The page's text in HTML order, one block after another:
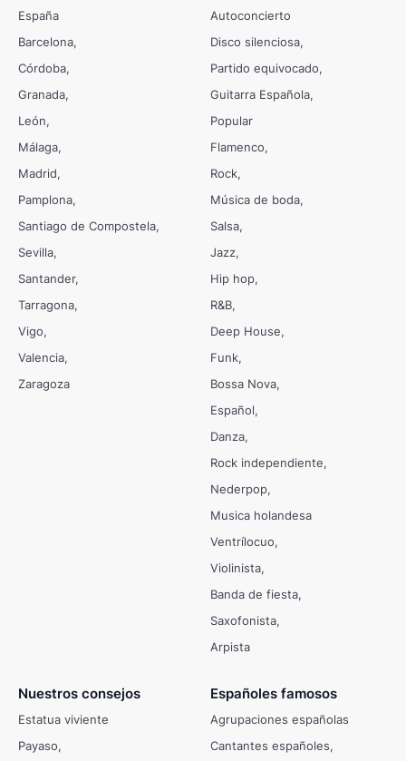
España
Barcelona
Córdoba
Granada
León
Málaga
Madrid
Pamplona
Santiago de Compostela
Sevilla
Santander
Tarragona
Vigo
Valencia
Zaragoza
Autoconcierto
Disco silenciosa
Partido equivocado
Guitarra Española
Popular
Flamenco
Rock
Música de boda
Salsa
Jazz
Hip hop
R&B
Deep House
Funk
Bossa Nova
Español
Danza
Rock independiente
Nederpop
Musica holandesa
Ventrílocuo
Violinista
Banda de fiesta
Saxofonista
Arpista
Nuestros consejos
Estatua viviente
Payaso
Españoles famosos
Agrupaciones españolas
Cantantes españoles